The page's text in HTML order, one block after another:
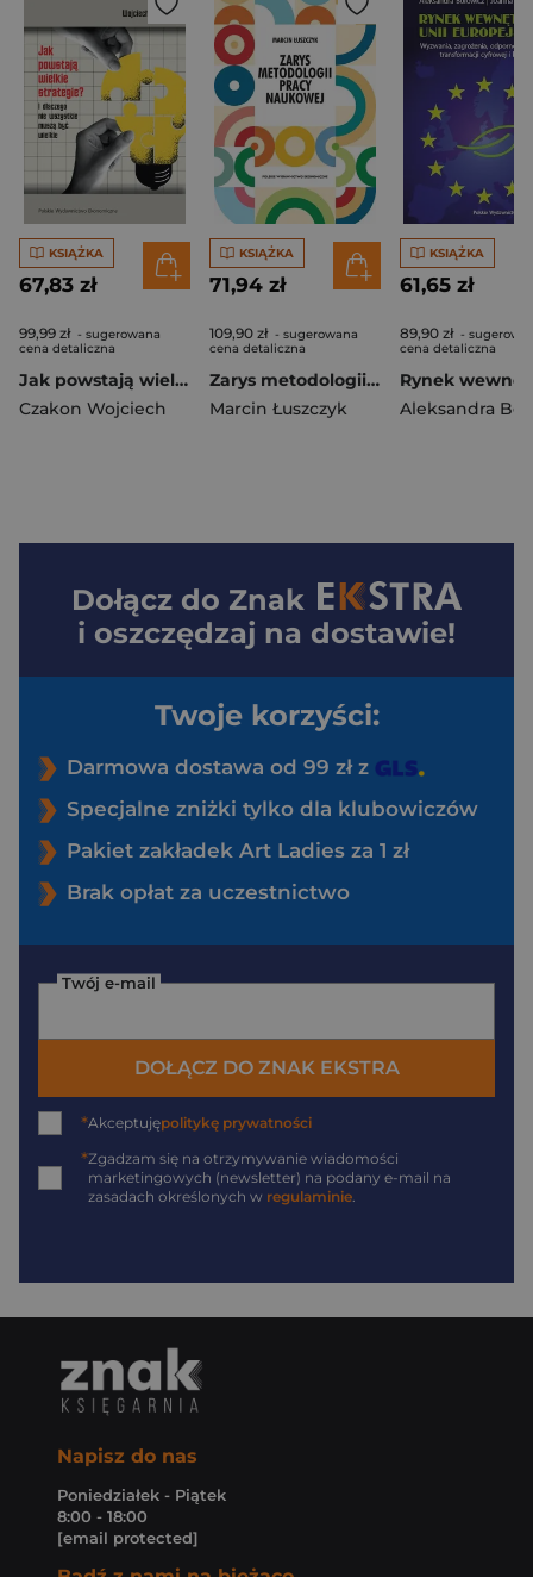
KSIĄŻKA
67,83 zł
99,99 zł - sugerowana
cena detaliczna
Jak powstają wielkie strategie? I dlaczego nie wszystkie muszą być wielkie
Czakon Wojciech
KSIĄŻKA
71,94 zł
109,90 zł - sugerowana
cena detaliczna
Zarys metodologii pracy naukowej
Marcin Łuszczyk
KSIĄŻKA
61,65 zł
89,90 zł -
cena detaliczna
Dołącz do Znak
i oszczędzaj na dostawie!
Twoje korzyści:
Darmowa dostawa od 99 zł z
Specjalne zniżki tylko dla klubowiczów
Pakiet zakładek Art Ladies za 1 zł
Brak opłat za uczestnictwo
Twój e-mail
DOŁĄCZ DO ZNAK EKSTRA
*Akceptujępolitykę prywatności
*Zgadzam się na otrzymywanie wiadomości
marketingowych (newsletter) na podany e-mail na
zasadach określonych w regulaminie.
Napisz do nas
Poniedziałek - Piątek
8:00 - 18:00
[email protected]